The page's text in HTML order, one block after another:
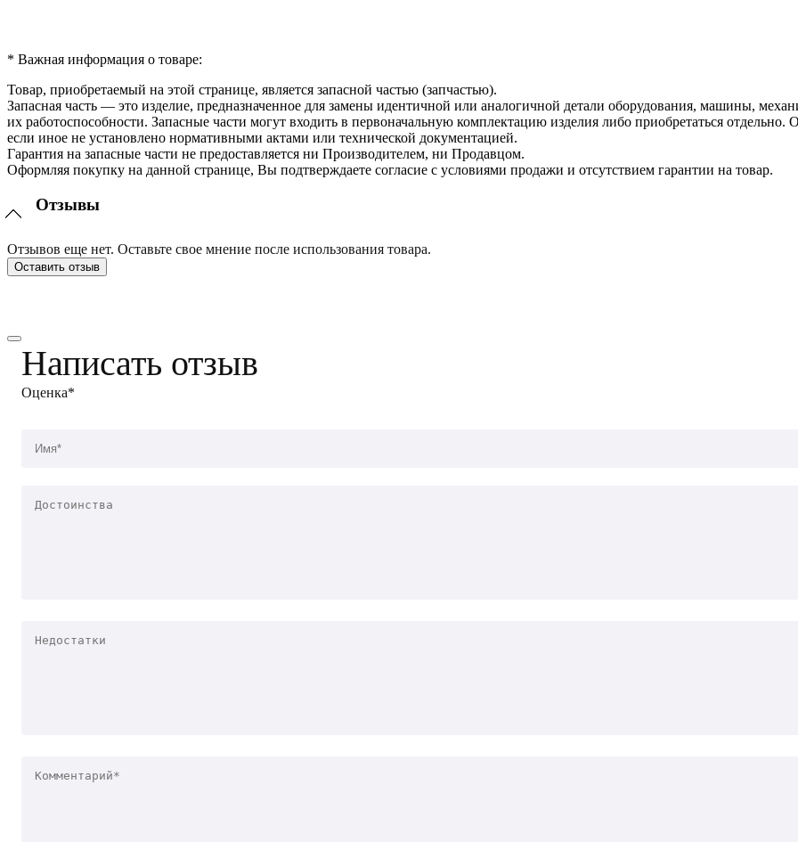
* Важная информация о товаре:
Товар, приобретаемый на этой странице, является запасной частью (запчастью).
Запасная часть — это изделие, предназначенное для замены идентичной или аналогичной детали оборудования, машины,
их работоспособности. Запасные части могут входить в первоначальную комплектацию изделия либо приобретаться
если иное не установлено нормативными актами или технической документацией.
Гарантия на запасные части не предоставляется ни Производителем, ни Продавцом.
Оформляя покупку на данной странице, Вы подтверждаете согласие с условиями продажи и отсутствием гарантии на товар.
Отзывы
Отзывов еще нет. Оставьте свое мнение после использования товара.
Оставить отзыв
Написать отзыв
Оценка*